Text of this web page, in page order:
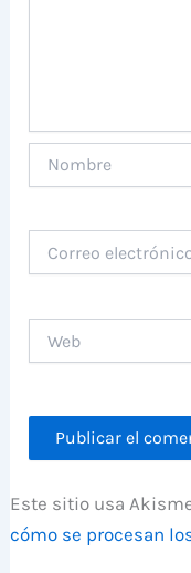
electrónico
Este sitio usa
cómo se procesan